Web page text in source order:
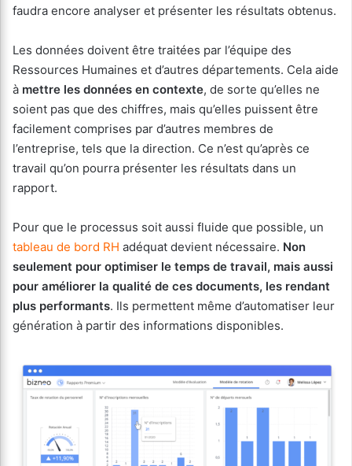
faudra encore analyser et présenter les résultats obtenus.
Les données doivent être traitées par l’équipe des
Ressources Humaines et d’autres départements. Cela aide
à mettre les données en contexte, de sorte qu’elles ne
soient pas que des chiffres, mais qu’elles puissent être
facilement comprises par d’autres membres de
l’entreprise, tels que la direction. Ce n’est qu’après ce
travail qu’on pourra présenter les résultats dans un
rapport.
Pour que le processus soit aussi fluide que possible, un
tableau de bord RH adéquat devient nécessaire. Non
seulement pour optimiser le temps de travail, mais aussi
pour améliorer la qualité de ces documents, les rendant
plus performants. Ils permettent même d’automatiser leur
génération à partir des informations disponibles.